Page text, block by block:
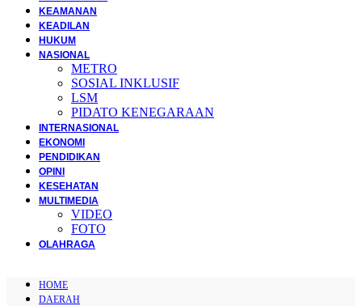
KEAMANAN
KEADILAN
HUKUM
NASIONAL
METRO
SOSIAL INKLUSIF
LSM
PIDATO KENEGARAAN
INTERNASIONAL
EKONOMI
PENDIDIKAN
OPINI
KESEHATAN
MULTIMEDIA
VIDEO
FOTO
OLAHRAGA
HOME
DAERAH